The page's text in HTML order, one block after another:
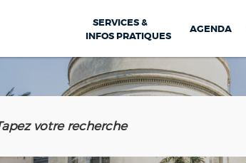
SERVICES &
INFOS PRATIQUES
AGENDA